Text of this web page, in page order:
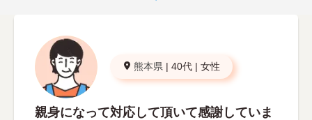
熊本県 | 40代 | 女性
親身になって対応して頂いて感謝していま